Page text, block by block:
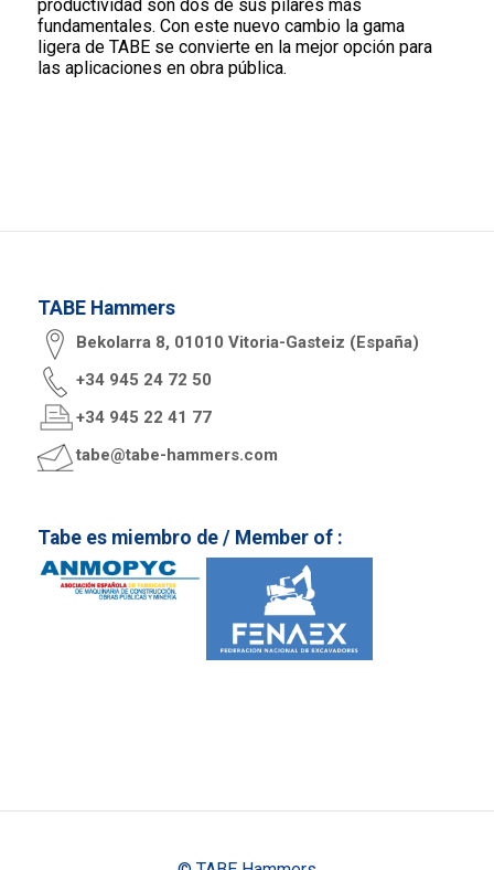
productividad son dos de sus pilares más
fundamentales. Con este nuevo cambio la gama
ligera de TABE se convierte en la mejor opción para
las aplicaciones en obra pública.
TABE Hammers
Bekolarra 8, 01010 Vitoria-Gasteiz (España)
+34 945 24 72 50
+34 945 22 41 77
tabe@tabe-hammers.com
Tabe es miembro de / Member of :